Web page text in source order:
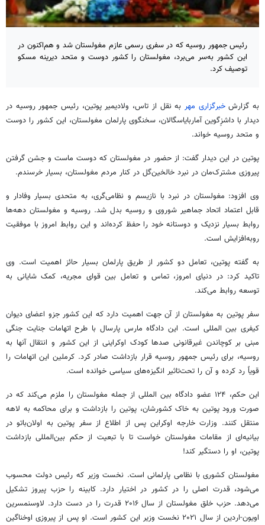
رئیس جمهور روسیه که در سفری رسمی عازم مغولستان شد و هم‌اکنون در
این کشور به‌سر می‌برد، مغولستان را کشور دوست و متحد دیرینه مسکو
توصیف کرد.
به گزارشخبرگزاری مهر به نقل از تاس، ولادیمیر پوتین، رئیس جمهور روسیه در
دیدار با داشزِگوین آماربایاسگالان، سخنگوی پارلمان مغولستان، این کشور را دوست
و متحد روسیه خواند.
پوتین در این دیدار گفت: از حضور در مغولستان که دوست ماست و جشن گرفتن
پیروزی مشترک‌مان در نبرد خالخین‌گل در کنار مردم مغولستان، بسیار خرسندم.
وی افزود: مغولستان در نبرد با نازیسم و نظامی‌گری، به متحدی بسیار وفادار و
قابل اعتماد اتحاد جماهیر شوروی و روسیه بدل شد. روسیه و مغولستان دهه‌ها
روابط بسیار نزدیک و دوستانه خود را حفظ کرده‌اند و این روابط امروز با موفقیت
روبه‌افزایش است.
به گفته پوتین، تعامل دو کشور از طریق پارلمان بسیار حائز اهمیت است. وی
تاکید کرد: در دنیای امروز، تماس و تعامل بین قوای مجریه، کمک شایانی به
توسعه روابط می‌کند.
سفر پوتین به مغولستان از آن جهت اهمیت دارد که این کشور جزو اعضای دیوان
کیفری بین المللی است. این دادگاه مارس پارسال با طرح اتهامات جنایت جنگی
مبنی بر کوچاندن غیرقانونی صدها کودک اوکراینی از این کشور و انتقال آنها به
روسیه، برای رئیس جمهور روسیه قرار بازداشت صادر کرد. کرملین این اتهامات را
قویاً رد کرده و آن را تحت‌تاثیر انگیزه‌های سیاسی خوانده است.
این حکم، ۱۲۴ عضو دادگاه بین المللی از جمله مغولستان را ملزم می‌کند که در
صورت ورود پوتین به خاک کشورشان، پوتین را بازداشت و برای محاکمه به لاهه
منتقل کنند. وزارت خارجه اوکراین پس از اطلاع از سفر پوتین به اولان‌باتو در
بیانیه‌ای از مقامات مغولستان خواست تا با تبعیت از حکم بین‌المللی بازداشت
پوتین، او را دستگیر کند!
مغولستان کشوری با نظامی پارلمانی است. نخست وزیر که رئیس دولت محسوب
می‌شود، قدرت اصلی را در کشور در اختیار دارد. کابینه را حزب پیروز تشکیل
می‌دهد. حزب خلق مغولستان از سال ۲۰۱۶ قدرت را در دست دارد. لاوسنمسرین
اویون-اردین از سال ۲۰۲۱ نخست وزیر این کشور است. او پس از پیروزی اوخناگین